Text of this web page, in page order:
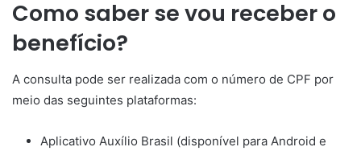
Como saber se vou receber o
benefício?
A consulta pode ser realizada com o número de CPF por
meio das seguintes plataformas:
Aplicativo Auxílio Brasil (disponível para Android e